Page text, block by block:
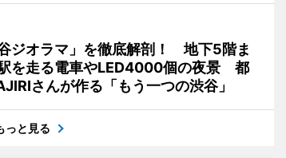
ジオラマ」を徹底解剖！ 地下5階ま
を走る電車やLED4000個の夜景 都
さんが作る「もう一つの渋谷」
っと見る